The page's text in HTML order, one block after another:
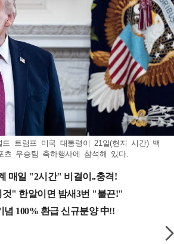
드 트럼프 미국 대통령이 21일(현지 시간) 백
츠 우승팀 축하행사에 참석해 있다.